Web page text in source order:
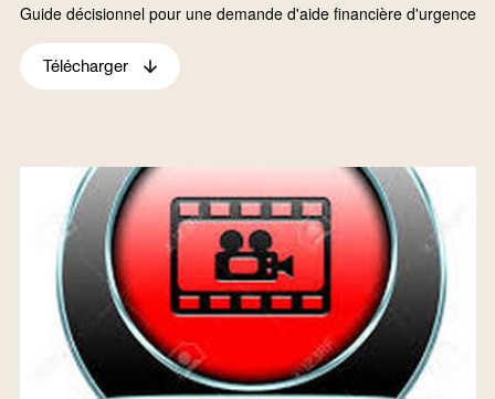
Guide décisionnel pour une demande d'aide financière d'urgence
Télécharger